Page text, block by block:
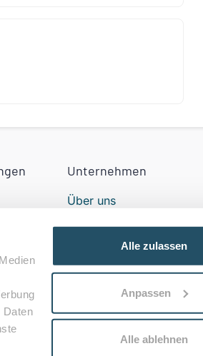
Daten
Alle zulassen
Anpassen
Alle ablehnen
Unternehmen
Über uns
Partner werden